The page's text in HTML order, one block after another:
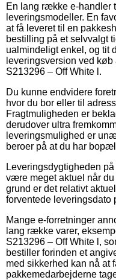
En lang række e-handler
leveringsmodeller. En
at få leveret til en
bestilling på et selvvalgt
ualmindeligt enkel, og tit
leveringsversion ved
S213296 – Off White l.
Du kunne endvidere
hvor du bor eller til
Fragtmuligheden er
derudover ultra
leveringsmulighed er
beroer på at du har
Leveringsdygtigheden
være meget aktuel når
grund er det relativt
forventede leveringsdato
Mange e-forretninger
lang række varer,
S213296 – Off White l,
bestiller forinden et
med sikkerhed kan nå at
pakkemedarbejderne